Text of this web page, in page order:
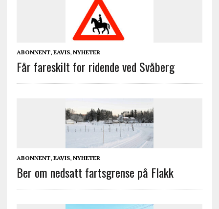
ABONNENT, EAVIS, NYHETER
Får fareskilt for ridende ved Svåberg
ABONNENT, EAVIS, NYHETER
Ber om nedsatt fartsgrense på Flakk